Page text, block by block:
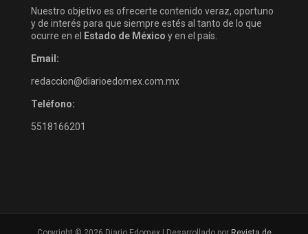
Nuestro objetivo es ofrecerte contenido veraz, oportuno
y de interés para que siempre estés al tanto de lo que
ocurre en el
Estado de México y en el país.
Email:
redaccion@diarioedomex.com.mx
Teléfono:
5518166201